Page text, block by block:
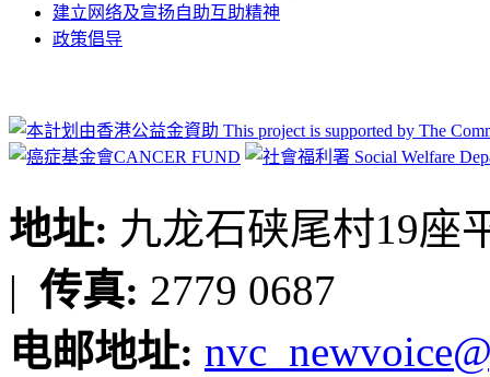
建立网络及宣扬自助互助精神
政策倡导
地址: 九龙石硖尾村19座
| 传真: 2779 0687
电邮地址: